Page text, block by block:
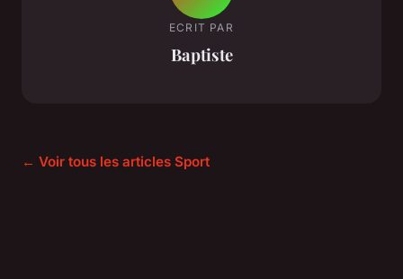
ECRIT PAR
Baptiste
← Voir tous les articles Sport